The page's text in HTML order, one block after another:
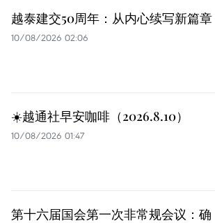
越泰建交50周年：从内心续写新篇章
10/08/2026 02:06
☀️越通社早安咖啡（2026.8.10）
10/08/2026 01:47
第十六届国会第一次非常规会议：确